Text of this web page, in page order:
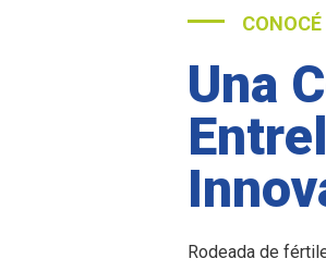
Una
Rodeada de